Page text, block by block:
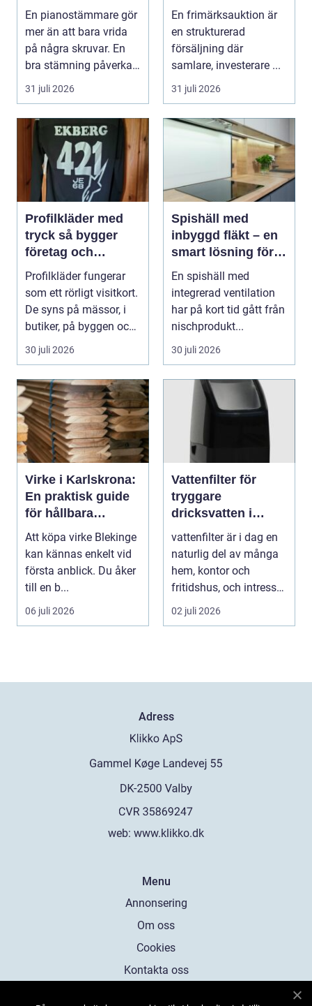
ditt piano
En pianostämmare gör
mer än att bara vrida
på några skruvar. En
bra stämning påverkar
hur pianot låt...
31 juli 2026
praktiken
En frimärksauktion är
en strukturerad
försäljning där
samlare, investerare ...
31 juli 2026
Profilkläder med
tryck så bygger
företag och
klubbar en starkare
identitet
Profilkläder fungerar
som ett rörligt visitkort.
De syns på mässor, i
butiker, på byggen och
längs v...
30 juli 2026
Spishäll med
inbyggd fläkt – en
smart lösning för
moderna kök
En spishäll med
integrerad ventilation
har på kort tid gått från
nischprodukt...
30 juli 2026
Virke i Karlskrona:
En praktisk guide
för hållbara
byggprojekt
Att köpa virke Blekinge
kan kännas enkelt vid
första anblick. Du åker
till en b...
06 juli 2026
Vattenfilter för
tryggare
dricksvatten i
vardagen
vattenfilter är i dag en
naturlig del av många
hem, kontor och
fritidshus, och intresset
ökar för va...
02 juli 2026
Adress
web: www.klikko.dk
Menu
Annonsering
Om oss
Cookies
Kontakta oss